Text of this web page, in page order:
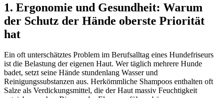
1. Ergonomie und Gesundheit: Warum
der Schutz der Hände oberste Priorität
hat
Ein oft unterschätztes Problem im Berufsalltag eines Hundefriseurs
ist die Belastung der eigenen Haut. Wer täglich mehrere Hunde
badet, setzt seine Hände stundenlang Wasser und
Reinigungssubstanzen aus. Herkömmliche Shampoos enthalten oft
Salze als Verdickungsmittel, die der Haut massiv Feuchtigkeit